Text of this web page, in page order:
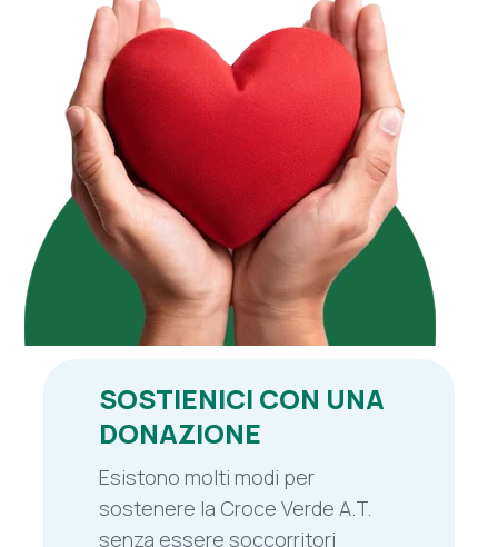
SOSTIENICI CON UNA
DONAZIONE
Esistono molti modi per
sostenere la Croce Verde A.T.
senza essere soccorritori